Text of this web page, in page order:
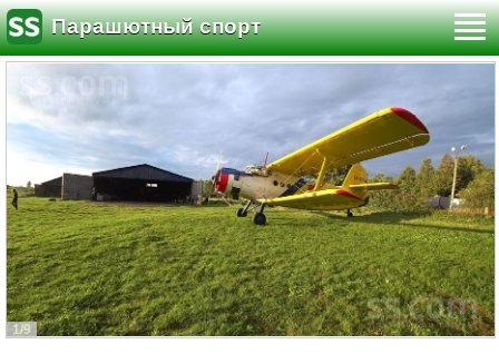
Парашютный спорт
1/9